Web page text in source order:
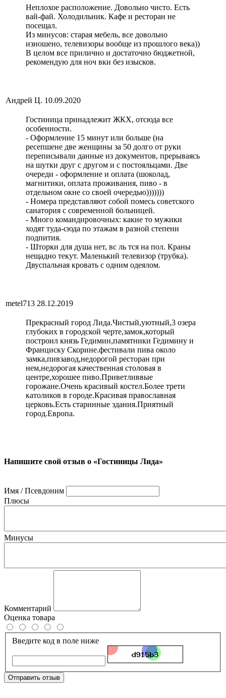
Неплохое расположение. Довольно чисто. Есть
вай-фай. Холодильник. Кафе и ресторан не
посещал.
Из минусов: старая мебель, все довольно
изношено, телевизоры вообще из прошлого века))
В целом все прилично и достаточно бюджетной,
рекомендую для ноч вки без изысков.
Андрей Ц. 10.09.2020
Гостиница принадлежит ЖКХ, отсюда все
особенности.
- Оформление 15 минут или больше (на
ресепшене две женщины за 50 долго от руки
переписывали данные из документов, прерываясь
на шутки друг с другом и с постояльцами. Две
очереди - оформление и оплата (шоколад,
магнитики, оплата проживания, пиво - в
отдельном окне со своей очередью)))))))
- Номера представляют собой помесь советского
санатория с современной больницей.
- Много командировочных: какие то мужики
ходят туда-сюда по этажам в разной степени
подпития.
- Шторки для душа нет, вс ль тся на пол. Краны
нещадно текут. Маленький телевизор (трубка).
Двуспальная кровать с одним одеялом.
metel713 28.12.2019
Прекрасный город Лида.Чистый,уютный,3 озера
глубоких в городской черте,замок,который
построил князь Гедимин,памятники Гедимину и
Франциску Скорине.фестивали пива около
замка,пивзавод,недорогой ресторан при
нем,недорогая качественная столовая в
центре,хорошее пиво.Приветливвые
горожане.Очень красивый костел.Более трети
католиков в городе.Красивая православная
церковь.Есть старинные здания.Приятный
город.Европа.
Напишите свой отзыв о «Гостиницы Лида»
Имя / Псевдоним
Плюсы
Минусы
Комментарий
Оценка товара
Введите код в поле ниже
Отправить отзыв